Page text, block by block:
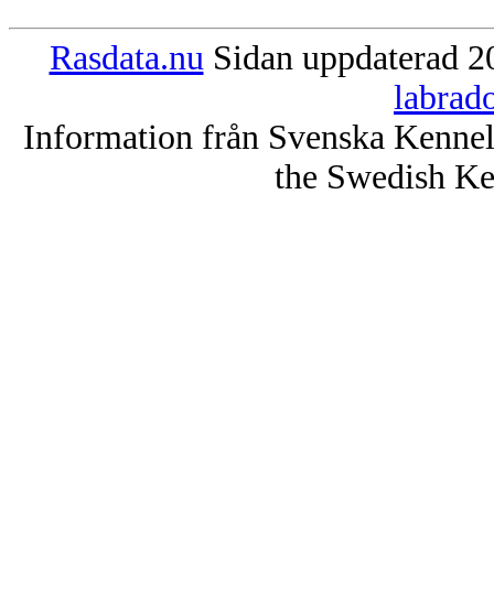
Rasdata.nu Sidan uppdaterad
Information från Svenska
the Swedish